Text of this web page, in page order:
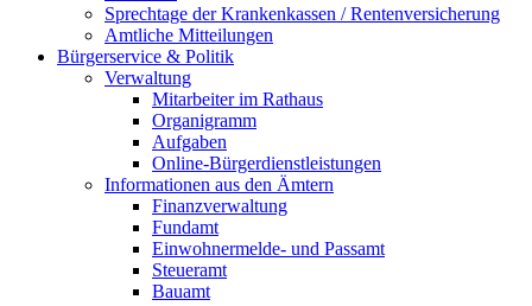
Sprechtage der Krankenkassen / Rentenversicherung
Amtliche Mitteilungen
Bürgerservice & Politik
Verwaltung
Mitarbeiter im Rathaus
Organigramm
Aufgaben
Online-Bürgerdienstleistungen
Informationen aus den Ämtern
Finanzverwaltung
Fundamt
Einwohnermelde- und Passamt
Steueramt
Bauamt